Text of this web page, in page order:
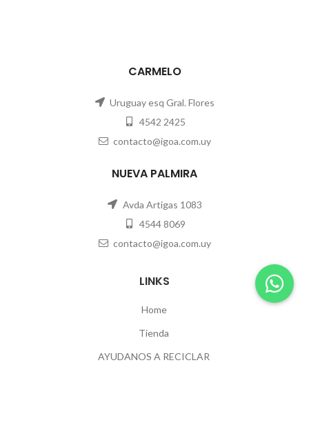
CARMELO
Uruguay esq Gral. Flores
4542 2425
contacto@igoa.com.uy
NUEVA PALMIRA
Avda Artigas 1083
4544 8069
contacto@igoa.com.uy
LINKS
Home
Tienda
AYUDANOS A RECICLAR